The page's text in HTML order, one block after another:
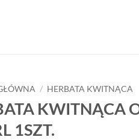
/ HERBATA KWITNĄCA
KWITNĄCA
1SZT.